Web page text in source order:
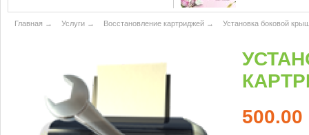
Главная → Услуги → Восстановление картриджей → Установка боковой
500.00